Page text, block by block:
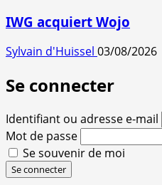
IWG acquiert Wojo
Sylvain d'Huissel 03/08/2026
Se connecter
Identifiant ou adresse e-mail
Mot de passe
Se souvenir de moi
Se connecter